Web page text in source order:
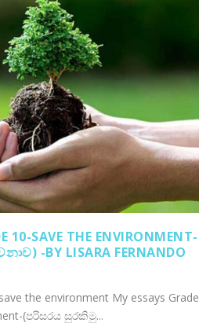
10-SAVE THE ENVIRONMENT-
-BY LISARA FERNANDO
the environment My essays Grade
(පරිසරය සුරකිමු...